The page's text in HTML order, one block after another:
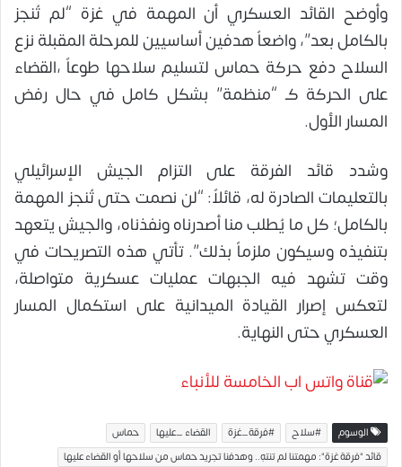
وأوضح القائد العسكري أن المهمة في غزة “لم تُنجز
بالكامل بعد”، واضعاً هدفين أساسيين للمرحلة المقبلة نزع
السلاح دفع حركة حماس لتسليم سلاحها طوعاً ،القضاء
على الحركة كـ “منظمة” بشكل كامل في حال رفض
المسار الأول.
وشدد قائد الفرقة على التزام الجيش الإسرائيلي
بالتعليمات الصادرة له، قائلاً: “لن نصمت حتى تُنجز المهمة
بالكامل؛ كل ما يُطلب منا أصدرناه ونفذناه، والجيش يتعهد
بتنفيذه وسيكون ملزماً بذلك”. تأتي هذه التصريحات في
وقت تشهد فيه الجبهات عمليات عسكرية متواصلة،
لتعكس إصرار القيادة الميدانية على استكمال المسار
العسكري حتى النهاية.
الوسوم #سلاح #فرقة_غزة القضاء _عليها
حماس
قائد "فرقة غزة": مهمتنا لم تنتهِ.. وهدفنا تجريد حماس من سلاحها أو القضاء عليها